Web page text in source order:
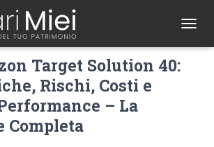
O
Target Solution 40:
Rischi, Costi e
– La
Completa